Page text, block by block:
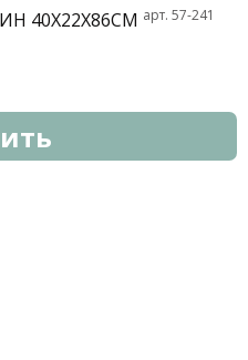
40Х22Х86СМ арт. 57-241